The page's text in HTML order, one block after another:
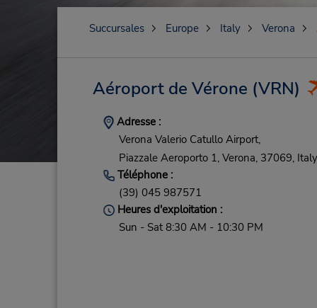
Succursales Europe Italy Verona
Aéroport de Vérone (VRN)
Adresse :
Verona Valerio Catullo Airport,
Piazzale Aeroporto 1, Verona, 37069, Italy
Téléphone :
(39) 045 987571
Heures d'exploitation :
Sun - Sat 8:30 AM - 10:30 PM